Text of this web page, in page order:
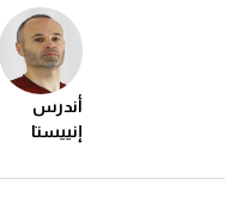
أندرس
إنييستا